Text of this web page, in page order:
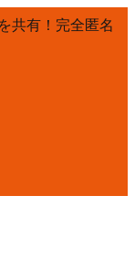
共有！完全匿名